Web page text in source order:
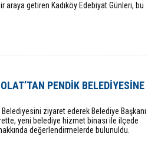
araya getiren Kadıköy Edebiyat Günleri, bu
PENDİK BELEDİYESİNE
ziyaret ederek Belediye Başkanı
yeni belediye hizmet binası ile ilçede
değerlendirmelerde bulunuldu.